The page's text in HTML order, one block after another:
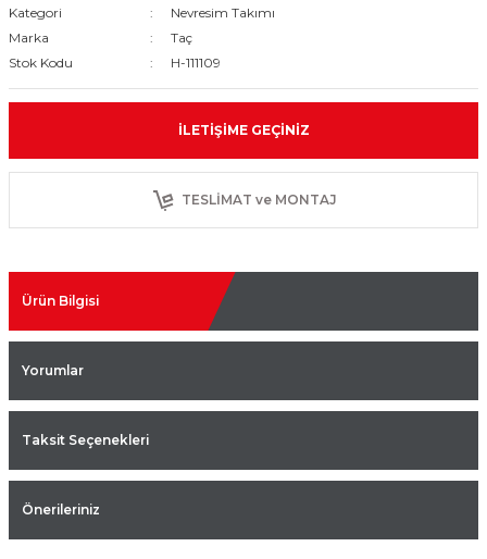
Kategori
Nevresim Takımı
Marka
Taç
Stok Kodu
H-111109
İLETIŞIME GEÇINIZ
TESLİMAT ve MONTAJ
Ürün Bilgisi
Yorumlar
Taksit Seçenekleri
Önerileriniz